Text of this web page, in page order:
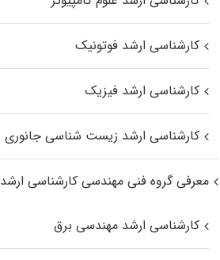
کارشناسی ارشد فوتونیک
کارشناسی ارشد فیزیک
کارشناسی ارشد زیست‌ شناسی جانوری
معرفی گروه فنی مهندسی کارشناسی ارشد
کارشناسی ارشد مهندسی برق